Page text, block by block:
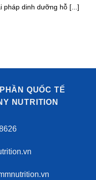
pháp dinh dưỡng hỗ [...]
QUỐC TẾ
NUTRITION